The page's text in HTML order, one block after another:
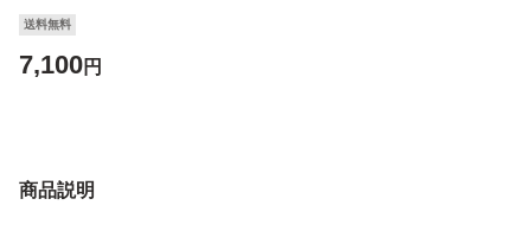
送料無料
7,100円
商品説明